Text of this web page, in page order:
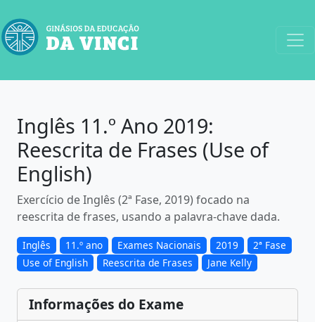
Inglês 11.º Ano 2019:
Reescrita de Frases (Use of
English)
Exercício de Inglês (2ª Fase, 2019) focado na
reescrita de frases, usando a palavra-chave dada.
Inglês 11.º ano Exames Nacionais 2019
2ª Fase
Use of English
Reescrita de Frases Jane Kelly
Informações do Exame